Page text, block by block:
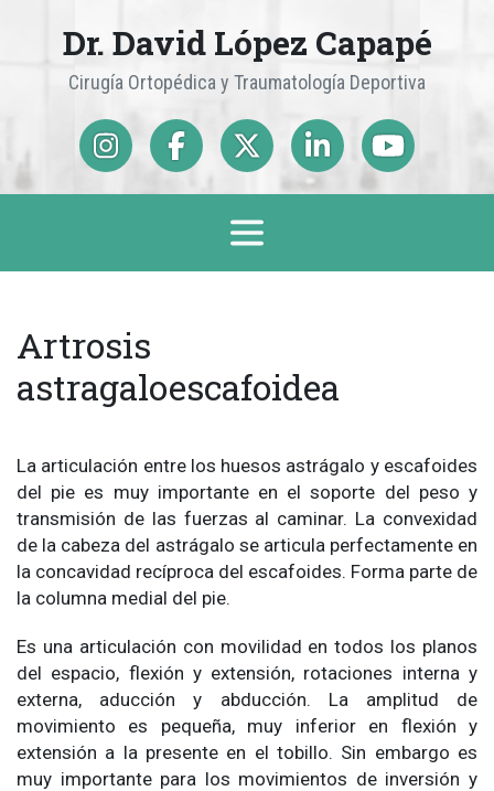
Dr. David López Capapé
Cirugía Ortopédica y Traumatología Deportiva
Artrosis
astragaloescafoidea
La articulación entre los huesos astrágalo y escafoides
del pie es muy importante en el soporte del peso y
transmisión de las fuerzas al caminar. La convexidad
de la cabeza del astrágalo se articula perfectamente en
la concavidad recíproca del escafoides. Forma parte de
la columna medial del pie.
Es una articulación con movilidad en todos los planos
del espacio, flexión y extensión, rotaciones interna y
externa, aducción y abducción. La amplitud de
movimiento es pequeña, muy inferior en flexión y
extensión a la presente en el tobillo. Sin embargo es
muy importante para los movimientos de inversión y